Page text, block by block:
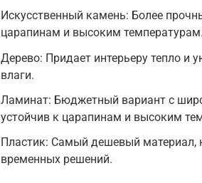
Искусственный камень: Более
царапинам и высоким температурам.
Дерево: Придает интерьеру тепло и
влаги.
Ламинат: Бюджетный вариант с
устойчив к царапинам и высоким
Пластик: Самый дешевый материал,
временных решений.